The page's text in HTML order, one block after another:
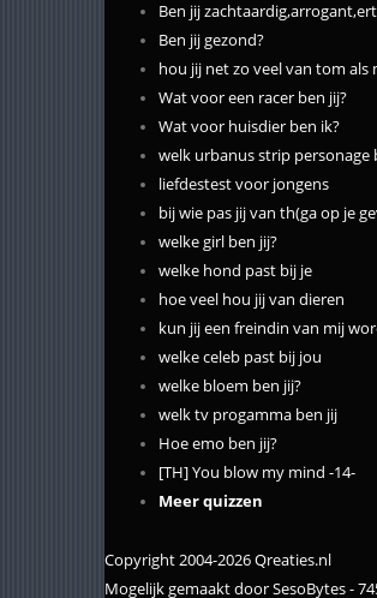
Ben jij
Ben jij gezond?
hou jij net zo veel van tom als
Wat voor een racer ben jij?
Wat voor huisdier ben ik?
welk urbanus strip personage
liefdestest voor jongens
bij wie pas jij van th(ga op je
welke girl ben jij?
welke hond past bij je
hoe veel hou jij van dieren
kun jij een freindin van mij
welke celeb past bij jou
welke bloem ben jij?
welk tv progamma ben jij
Hoe emo ben jij?
[TH] You blow my mind -14-
Meer quizzen
Copyright 2004-2026 Qreaties.nl
Mogelijk gemaakt door SesoBytes -